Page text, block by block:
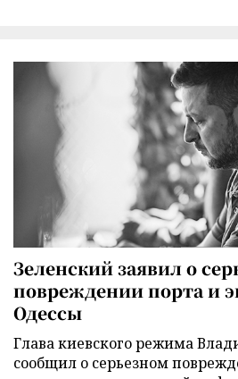
Зеленский заявил о
повреждении порта и
Одессы
Глава киевского режима
сообщил о серьезном